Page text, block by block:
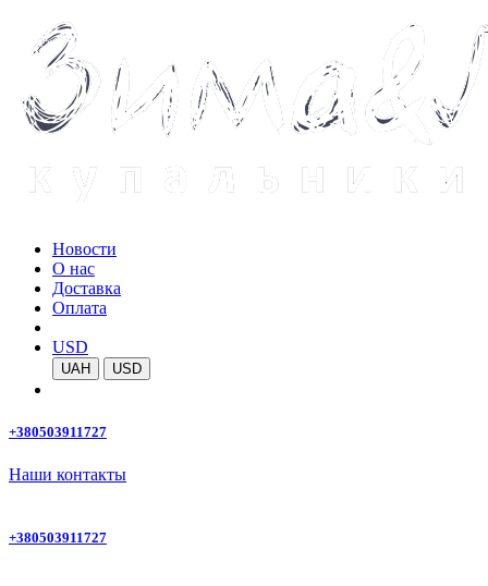
Новости
О нас
Доставка
Оплата
USD
UAH USD
+380503911727
Наши контакты
+380503911727